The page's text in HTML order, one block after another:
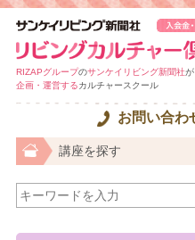
RIZAPグループのサンケイリビング新聞社が
企画・運営するカルチャースクール
お問い合わ
講座を探す